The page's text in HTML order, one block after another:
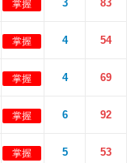
掌握 3 83
掌握 4 54
掌握 4 69
掌握 6 92
掌握 5 53